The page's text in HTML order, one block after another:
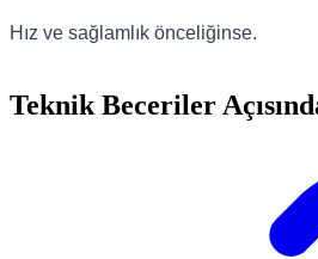
Hız ve sağlamlık önceliğinse.
Teknik Beceriler